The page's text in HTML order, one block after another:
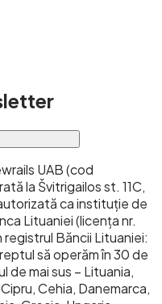
UAB (cod
la Švitrigailos st. 11C,
ca instituție de
Lituaniei (licența nr.
Băncii Lituaniei:
să operăm în 30 de
de mai sus – Lituania,
Cehia, Danemarca,